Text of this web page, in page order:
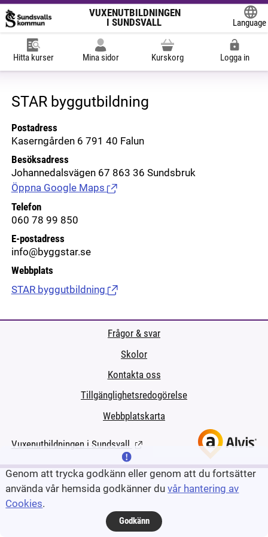
VUXENUTBILDNINGEN
I SUNDSVALL
Language
Hitta kurser Mina sidor Kurskorg Logga in
STAR byggutbildning
Postadress
Kaserngården 6 791 40 Falun
Besöksadress
Johannedalsvägen 67 863 36 Sundsbruk
Öppna Google Maps (Länk till extern sida.)
Telefon
060 78 99 850
E-postadress
info@byggstar.se
Webbplats
STAR byggutbildning (Länk till extern sida.)
Frågor & svar
Skolor
Kontakta oss
Tillgänglighetsredogörelse
Webbplatskarta
Vuxenutbildningen i Sundsvall (Länk till extern sida.)
Genom att trycka godkänn eller genom att du fortsätter
använda vår hemsida godkänner duvår hantering av
Cookies.
Godkänn